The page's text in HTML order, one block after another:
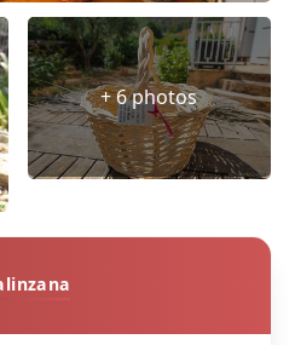
+ 6 photos